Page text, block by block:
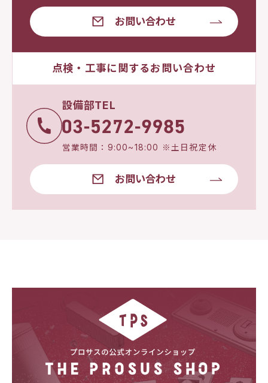
お問い合わせ
点検・工事に関するお問い合わせ
設備部TEL
営業時間：9:00~18:00 ※土日祝定休
お問い合わせ